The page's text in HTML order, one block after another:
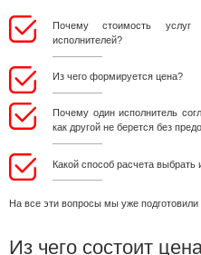
Почему стоимость услуг
исполнителей?
Из чего формируется цена?
Почему один исполнитель
как другой не берется без
Какой способ расчета выбрать
На все эти вопросы мы уже подготовили
Из чего состоит